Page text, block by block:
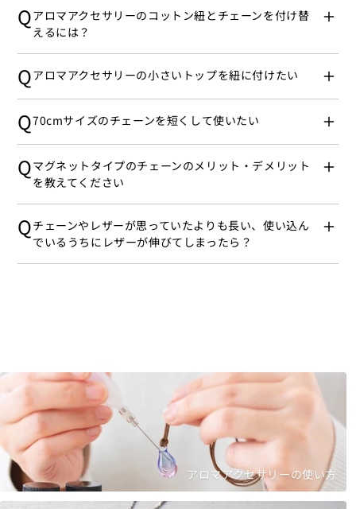
Qアロマアクセサリーのコットン紐とチェーンを付け替
えるには？
Qアロマアクセサリーの小さいトップを紐に付けたい
Q70cmサイズのチェーンを短くして使いたい
Qマグネットタイプのチェーンのメリット・デメリット
を教えてください
Qチェーンやレザーが思っていたよりも長い、使い込ん
でいるうちにレザーが伸びてしまったら？
アロマアクセサリーの使い方